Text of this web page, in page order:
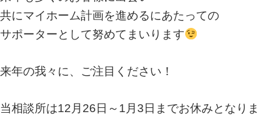
共にマイホーム計画を進めるにあたっての
サポーターとして努めてまいります
来年の我々に、ご注目ください！
当相談所は12月26日～1月3日までお休みとなりま